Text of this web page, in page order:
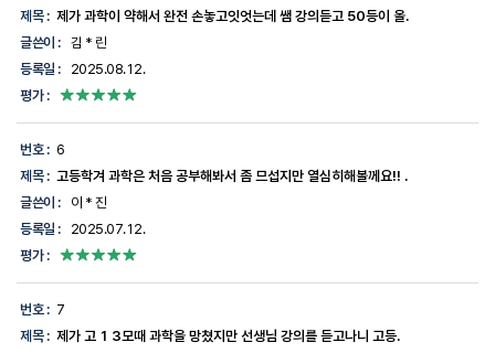
제목 : 제가 과학이 약해서 완전 손놓고잇엇는데 쌤 강의듣고 50등이 올.
글쓴이 :
김 * 린
등록일 :
2025.08.12.
평가 :
번호 : 6
제목 : 고등학겨 과학은 처음 공부해봐서 좀 므섭지만 열심히해볼께요!! .
글쓴이 :
이 * 진
등록일 :
2025.07.12.
평가 :
번호 : 7
제목 : 제가 고 1 3모때 과학을 망쳤지만 선생님 강의를 듣고나니 고등.